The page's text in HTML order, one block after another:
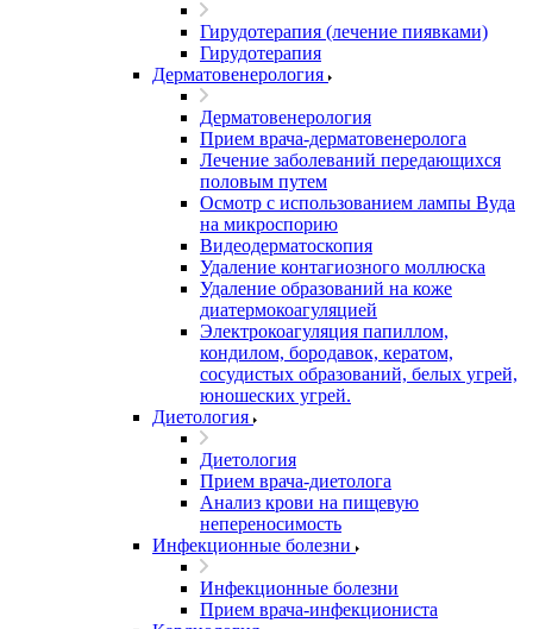
Гирудотерапия (лечение пиявками)
Гирудотерапия
Дерматовенерология
Дерматовенерология
Прием врача-дерматовенеролога
Лечение заболеваний передающихся
половым путем
Осмотр с использованием лампы Вуда
на микроспорию
Видеодерматоскопия
Удаление контагиозного моллюска
Удаление образований на коже
диатермокоагуляцией
Электрокоагуляция папиллом,
кондилом, бородавок, кератом,
сосудистых образований, белых угрей,
юношеских угрей.
Диетология
Диетология
Прием врача-диетолога
Анализ крови на пищевую
непереносимость
Инфекционные болезни
Инфекционные болезни
Прием врача-инфекциониста